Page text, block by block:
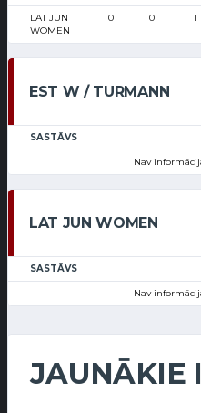
LAT JUN
WOMEN
0 0 1
EST W / TURMANN
SASTĀVS
Nav
LAT JUN WOMEN
SASTĀVS
Nav
JAUNĀKIE